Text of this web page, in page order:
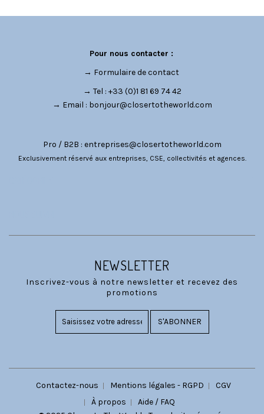
Pour nous contacter :
→ Formulaire de contact
→ Tel : +33 (0)1 81 69 74 42
→ Email : bonjour@closertotheworld.com
Pro / B2B : entreprises@closertotheworld.com
Exclusivement réservé aux entreprises, CSE, collectivités et agences.
NEWSLETTER
Inscrivez-vous à notre newsletter et recevez des
promotions
S'ABONNER
Contactez-nous Mentions légales - RGPD
CGV
À propos
Aide / FAQ